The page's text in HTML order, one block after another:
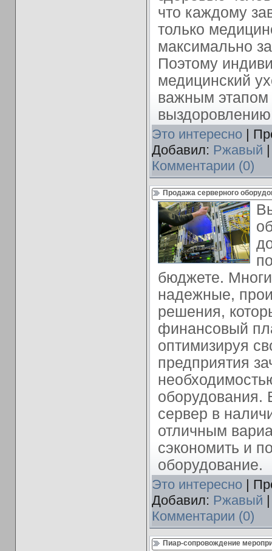
что каждому
только
максимально
Поэтому
медицинский
важным этапом
Это интересно|
Добавил: Ржавый
Комментарии (0)
Продажа серверного
бюджете.
надежные,
решения,
финансовый
оптимизируя
предприятия
оборудования.
сервер в
отличным
сэкономить и
оборудование.
Это интересно|
Добавил: Ржавый
Комментарии (0)
Пиар-сопровождение